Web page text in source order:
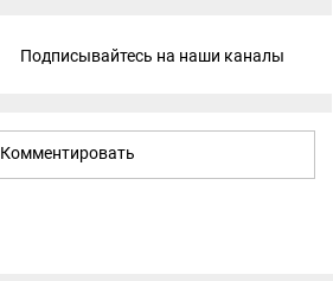
Подписывайтесь на наши каналы
Комментировать